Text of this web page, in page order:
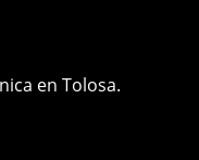
en Tolosa.